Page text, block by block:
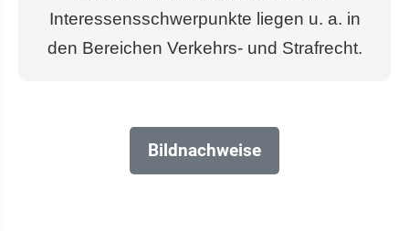
Interessensschwerpunkte liegen u. a. in
den Bereichen Verkehrs- und Strafrecht.
Bildnachweise